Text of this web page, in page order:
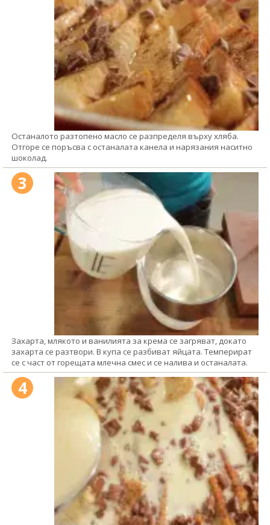
Останалото разтопено масло се разпределя върху хляба.
Отгоре се поръсва с останалата канела и нарязания наситно
шоколад.
3
Захарта, млякото и ванилията за крема се загряват, докато
захарта се разтвори. В купа се разбиват яйцата. Темперират
се с част от горещата млечна смес и се налива и останалата.
4